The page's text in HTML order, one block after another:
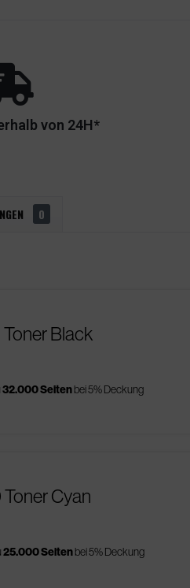
von 24H*
0
Toner Black
32.000 Seitenbei 5% Deckung
Cyan
25.000 Seitenbei 5% Deckung